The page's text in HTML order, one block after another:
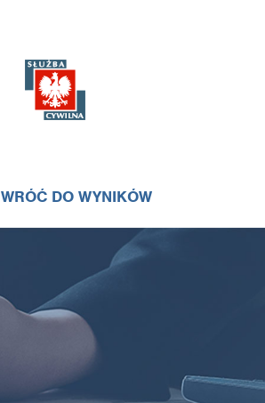
WRÓĆ DO WYNIKÓW